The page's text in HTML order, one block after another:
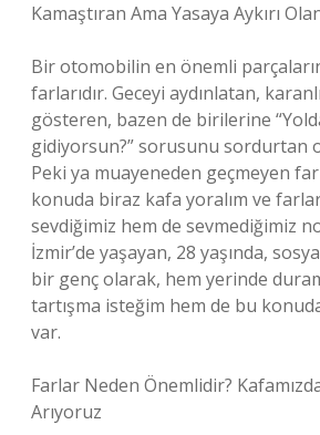
Kamaştıran Ama Yasaya Aykırı
Bir otomobilin en önemli
farlarıdır. Geceyi aydınlatan,
gösteren, bazen de birilerine
gidiyorsun?” sorusunu sordurtan
Peki ya muayeneden geçmeyen
konuda biraz kafa yoralım ve
sevdiğimiz hem de sevmediğimiz
İzmir’de yaşayan, 28 yaşında,
bir genç olarak, hem yerinde
tartışma isteğim hem de bu
var.
Farlar Neden Önemlidir?
Arıyoruz